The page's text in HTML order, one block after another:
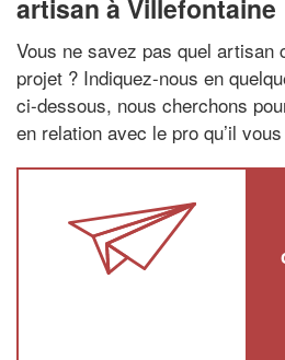
artisan à Villefontaine
Vous ne savez pas quel artisan
projet ? Indiquez-nous en
ci-dessous, nous cherchons
en relation avec le pro qu’il